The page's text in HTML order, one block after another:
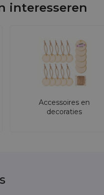
interesseren
Accessoires en
decoraties